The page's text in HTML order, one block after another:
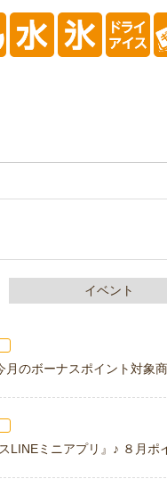
イベント
のボーナスポイント対象
LINEミニアプリ』♪ ８月ポ